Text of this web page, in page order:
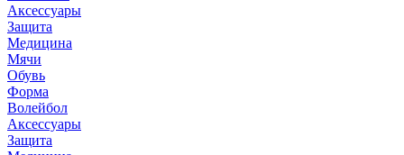
Аксессуары
Защита
Медицина
Мячи
Обувь
Форма
Волейбол
Аксессуары
Защита